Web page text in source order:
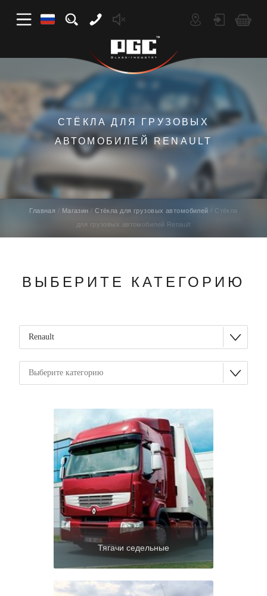
СТЁКЛА ДЛЯ ГРУЗОВЫХ
АВТОМОБИЛЕЙ RENAULT
Главная Магазин Стёкла для грузовых автомобилей
Стёкла
для грузовых автомобилей Renault
ВЫБЕРИТЕ КАТЕГОРИЮ
Тягачи седельные